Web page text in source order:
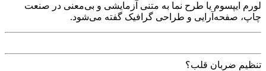
لورم ایپسوم یا طرح‌ نما به متنی آزمایشی و بی‌معنی در صنعت
چاپ، صفحه‌آرایی و طراحی گرافیک گفته می‌شود.
تنظیم ضربان قلب؟